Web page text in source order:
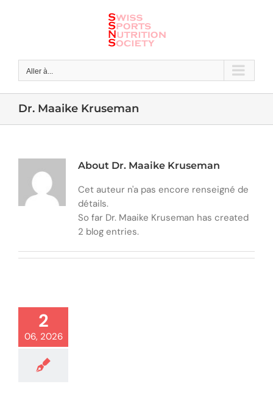
Aller à...
Dr. Maaike Kruseman
About Dr. Maaike Kruseman
Cet auteur n'a pas encore renseigné de
détails.
So far Dr. Maaike Kruseman has created
2 blog entries.
2
06, 2026